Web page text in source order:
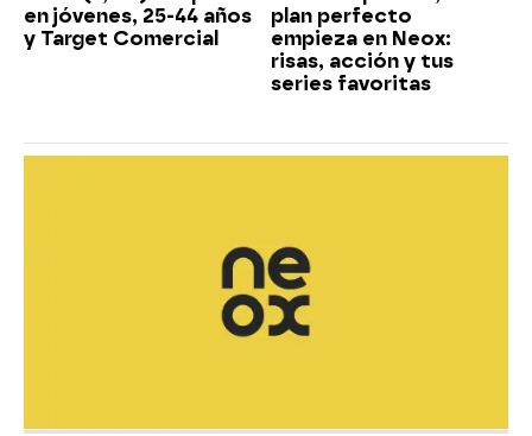
en jóvenes, 25-44 años
y Target Comercial
plan perfecto
empieza en Neox:
risas, acción y tus
series favoritas